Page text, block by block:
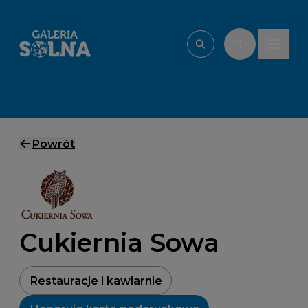
Wpisz, czego
Powrót
Cukiernia Sowa
Restauracje i kawiarnie